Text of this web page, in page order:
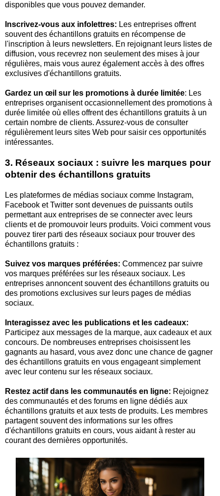
disponibles que vous pouvez demander.
Inscrivez-vous aux infolettres: Les entreprises offrent
souvent des échantillons gratuits en récompense de
l'inscription à leurs newsletters. En rejoignant leurs listes de
diffusion, vous recevrez non seulement des mises à jour
régulières, mais vous aurez également accès à des offres
exclusives d'échantillons gratuits.
Gardez un œil sur les promotions à durée limitée: Les
entreprises organisent occasionnellement des promotions à
durée limitée où elles offrent des échantillons gratuits à un
certain nombre de clients. Assurez-vous de consulter
régulièrement leurs sites Web pour saisir ces opportunités
intéressantes.
3. Réseaux sociaux : suivre les marques pour
obtenir des échantillons gratuits
Les plateformes de médias sociaux comme Instagram,
Facebook et Twitter sont devenues de puissants outils
permettant aux entreprises de se connecter avec leurs
clients et de promouvoir leurs produits. Voici comment vous
pouvez tirer parti des réseaux sociaux pour trouver des
échantillons gratuits :
Suivez vos marques préférées: Commencez par suivre
vos marques préférées sur les réseaux sociaux. Les
entreprises annoncent souvent des échantillons gratuits ou
des promotions exclusives sur leurs pages de médias
sociaux.
Interagissez avec les publications et les cadeaux:
Participez aux messages de la marque, aux cadeaux et aux
concours. De nombreuses entreprises choisissent les
gagnants au hasard, vous avez donc une chance de gagner
des échantillons gratuits en vous engageant simplement
avec leur contenu sur les réseaux sociaux.
Restez actif dans les communautés en ligne: Rejoignez
des communautés et des forums en ligne dédiés aux
échantillons gratuits et aux tests de produits. Les membres
partagent souvent des informations sur les offres
d'échantillons gratuits en cours, vous aidant à rester au
courant des dernières opportunités.